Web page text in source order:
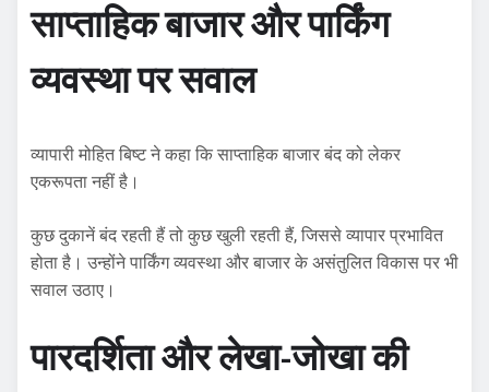
साप्ताहिक बाजार और पार्किंग
व्यवस्था पर सवाल
व्यापारी मोहित बिष्ट ने कहा कि साप्ताहिक बाजार बंद को लेकर
एकरूपता नहीं है।
कुछ दुकानें बंद रहती हैं तो कुछ खुली रहती हैं, जिससे व्यापार प्रभावित
होता है। उन्होंने पार्किंग व्यवस्था और बाजार के असंतुलित विकास पर भी
सवाल उठाए।
पारदर्शिता और लेखा-जोखा की